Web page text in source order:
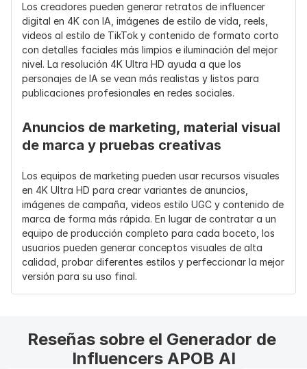
Los creadores pueden generar retratos de influencer
digital en 4K con IA, imágenes de estilo de vida, reels,
videos al estilo de TikTok y contenido de formato corto
con detalles faciales más limpios e iluminación del mejor
nivel. La resolución 4K Ultra HD ayuda a que los
personajes de IA se vean más realistas y listos para
publicaciones profesionales en redes sociales.
Anuncios de marketing, material visual
de marca y pruebas creativas
Los equipos de marketing pueden usar recursos visuales
en 4K Ultra HD para crear variantes de anuncios,
imágenes de campaña, videos estilo UGC y contenido de
marca de forma más rápida. En lugar de contratar a un
equipo de producción completo para cada boceto, los
usuarios pueden generar conceptos visuales de alta
calidad, probar diferentes estilos y perfeccionar la mejor
versión para su uso final.
Reseñas sobre el Generador de
Influencers APOB AI